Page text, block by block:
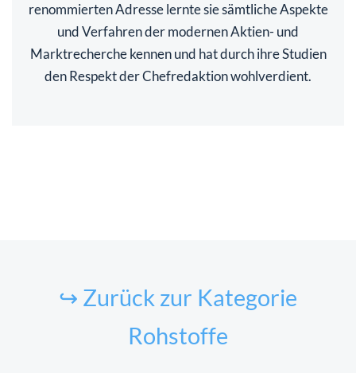
renommierten Adresse lernte sie sämtliche Aspekte
und Verfahren der modernen Aktien- und
Marktrecherche kennen und hat durch ihre Studien
den Respekt der Chefredaktion wohlverdient.
↪ Zurück zur Kategorie
Rohstoffe